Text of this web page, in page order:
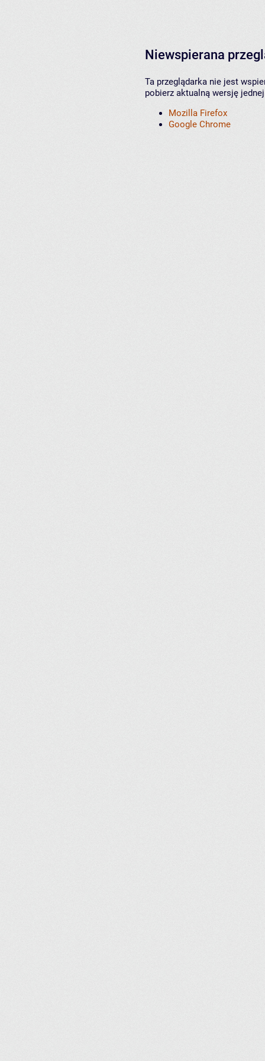
Niewspierana
Ta przeglądarka nie jest
pobierz aktualną wersję
Mozilla Firefox
Google Chrome